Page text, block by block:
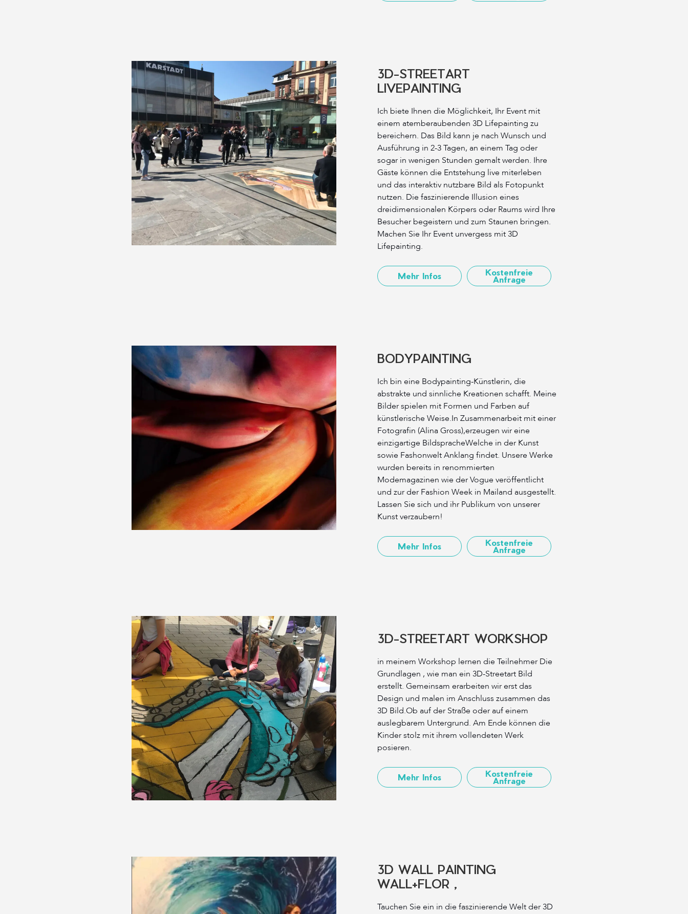
3D-STREETART
LIVEPAINTING
Ich biete Ihnen die Möglichkeit, Ihr Event mit
einem atemberaubenden 3D Lifepainting zu
bereichern. Das Bild kann je nach Wunsch und
Ausführung in 2-3 Tagen, an einem Tag oder
sogar in wenigen Stunden gemalt werden. Ihre
Gäste können die Entstehung live miterleben
und das interaktiv nutzbare Bild als Fotopunkt
nutzen. Die faszinierende Illusion eines
dreidimensionalen Körpers oder Raums wird Ihre
Besucher begeistern und zum Staunen bringen.
Machen Sie Ihr Event unvergess mit 3D
Lifepainting.
Mehr Infos Kostenfreie
Anfrage
BODYPAINTING
Ich bin eine Bodypainting-Künstlerin, die
abstrakte und sinnliche Kreationen schafft. Meine
Bilder spielen mit Formen und Farben auf
künstlerische Weise.In Zusammenarbeit mit einer
Fotografin (Alina Gross),erzeugen wir eine
einzigartige BildspracheWelche in der Kunst
sowie Fashonwelt Anklang findet. Unsere Werke
wurden bereits in renommierten
Modemagazinen wie der Vogue veröffentlicht
und zur der Fashion Week in Mailand ausgestellt.
Lassen Sie sich und ihr Publikum von unserer
Kunst verzaubern!
Mehr Infos Kostenfreie
Anfrage
3D-STREETART WORKSHOP
in meinem Workshop lernen die Teilnehmer Die
Grundlagen , wie man ein 3D-Streetart Bild
erstellt. Gemeinsam erarbeiten wir erst das
Design und malen im Anschluss zusammen das
3D Bild.Ob auf der Straße oder auf einem
auslegbarem Untergrund. Am Ende können die
Kinder stolz mit ihrem vollendeten Werk
posieren.
Mehr Infos Kostenfreie
Anfrage
3D WALL PAINTING
WALL+FLOR ,
Tauchen Sie ein in die faszinierende Welt der 3D